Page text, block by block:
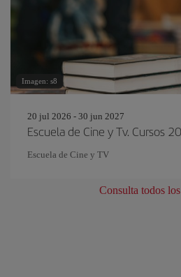
Imagen: s8
20 jul 2026 - 30 jun 2027
Escuela de Cine y Tv. Cursos
Escuela de Cine y TV
Consulta todos